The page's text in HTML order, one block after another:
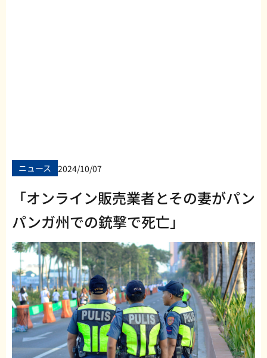
ニュース 2024/10/07
「オンライン販売業者とその妻がパン
パンガ州での銃撃で死亡」